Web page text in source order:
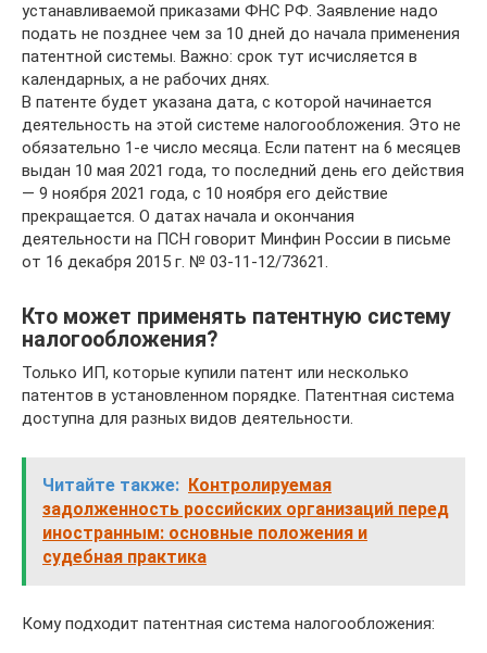
устанавливаемой приказами ФНС РФ. Заявление надо
подать не позднее чем за 10 дней до начала применения
патентной системы. Важно: срок тут исчисляется в
календарных, а не рабочих днях.
В патенте будет указана дата, с которой начинается
деятельность на этой системе налогообложения. Это не
обязательно 1-е число месяца. Если патент на 6 месяцев
выдан 10 мая 2021 года, то последний день его действия
— 9 ноября 2021 года, с 10 ноября его действие
прекращается. О датах начала и окончания
деятельности на ПСН говорит Минфин России в письме
от 16 декабря 2015 г. № 03-11-12/73621.
Кто может применять патентную систему
налогообложения?
Только ИП, которые купили патент или несколько
патентов в установленном порядке. Патентная система
доступна для разных видов деятельности.
Читайте также: Контролируемая
задолженность российских организаций перед
иностранным: основные положения и
судебная практика
Кому подходит патентная система налогообложения: